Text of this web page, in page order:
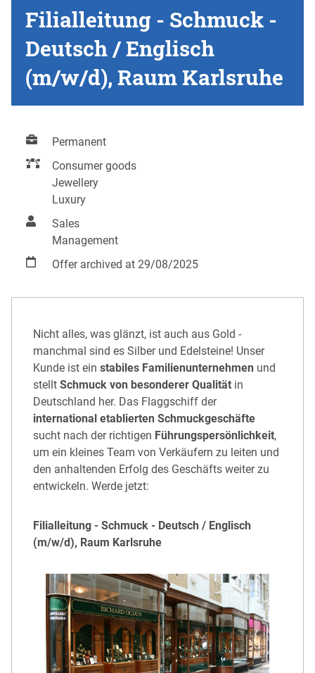
Filialleitung - Schmuck -
Deutsch / Englisch
(m/w/d), Raum Karlsruhe
Permanent
Consumer goods
Jewellery
Luxury
Sales
Management
Offer archived at 29/08/2025
Nicht alles, was glänzt, ist auch aus Gold -
manchmal sind es Silber und Edelsteine! Unser
Kunde ist ein stabiles Familienunternehmen und
stellt Schmuck von besonderer Qualität in
Deutschland her. Das Flaggschiff der
international etablierten Schmuckgeschäfte
sucht nach der richtigen Führungspersönlichkeit,
um ein kleines Team von Verkäufern zu leiten und
den anhaltenden Erfolg des Geschäfts weiter zu
entwickeln. Werde jetzt:
Filialleitung - Schmuck - Deutsch / Englisch
(m/w/d), Raum Karlsruhe